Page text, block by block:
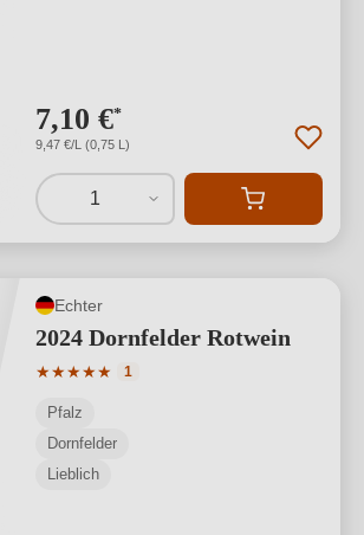
7,10 €*
9,47 €/L (0,75 L)
1
Echter
2024 Dornfelder Rotwein
★★★★★
Durchschnittliche Bewertung von 5
1
Pfalz
Dornfelder
Lieblich